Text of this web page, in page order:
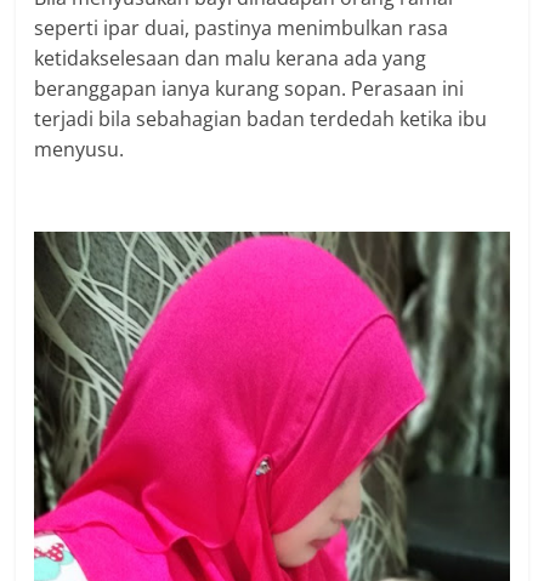
seperti ipar duai, pastinya menimbulkan rasa
ketidakselesaan dan malu kerana ada yang
beranggapan ianya kurang sopan. Perasaan ini
terjadi bila sebahagian badan terdedah ketika ibu
menyusu.